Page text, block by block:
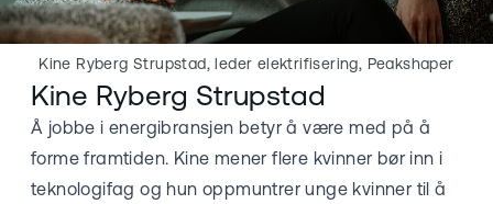
Kine Ryberg Strupstad
Å jobbe i energibransjen betyr å være med på å
forme framtiden. Kine mener flere kvinner bør inn i
teknologifag og hun oppmuntrer unge kvinner til å
Kine Ryberg Strupstad, leder elektrifisering, Peakshaper